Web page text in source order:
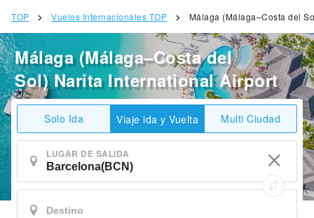
TOP Vuelos Internacionales TOP Málaga (Málaga–Costa del
Málaga (Málaga–Costa del
Sol) Narita International Airport
Solo Ida Viaje ida y Vuelta Multi Ciudad
LUGAR DE SALIDA